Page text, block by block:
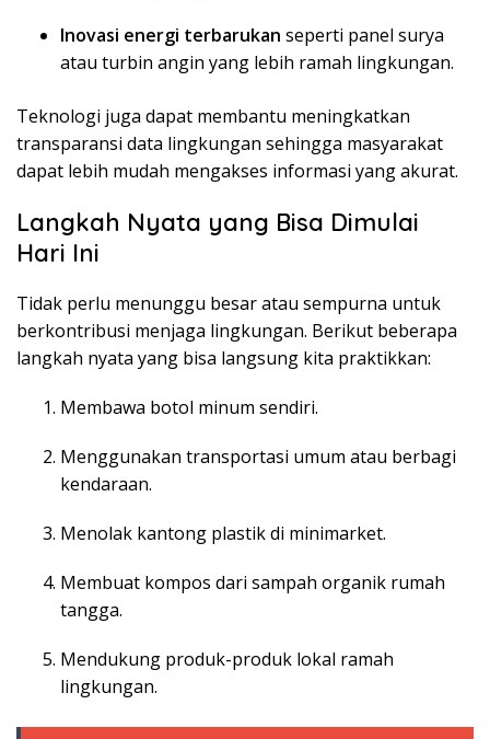
Inovasi energi terbarukan seperti panel surya
atau turbin angin yang lebih ramah lingkungan.
Teknologi juga dapat membantu meningkatkan
transparansi data lingkungan sehingga masyarakat
dapat lebih mudah mengakses informasi yang akurat.
Langkah Nyata yang Bisa Dimulai
Hari Ini
Tidak perlu menunggu besar atau sempurna untuk
berkontribusi menjaga lingkungan. Berikut beberapa
langkah nyata yang bisa langsung kita praktikkan:
Membawa botol minum sendiri.
Menggunakan transportasi umum atau berbagi
kendaraan.
Menolak kantong plastik di minimarket.
Membuat kompos dari sampah organik rumah
tangga.
Mendukung produk-produk lokal ramah
lingkungan.